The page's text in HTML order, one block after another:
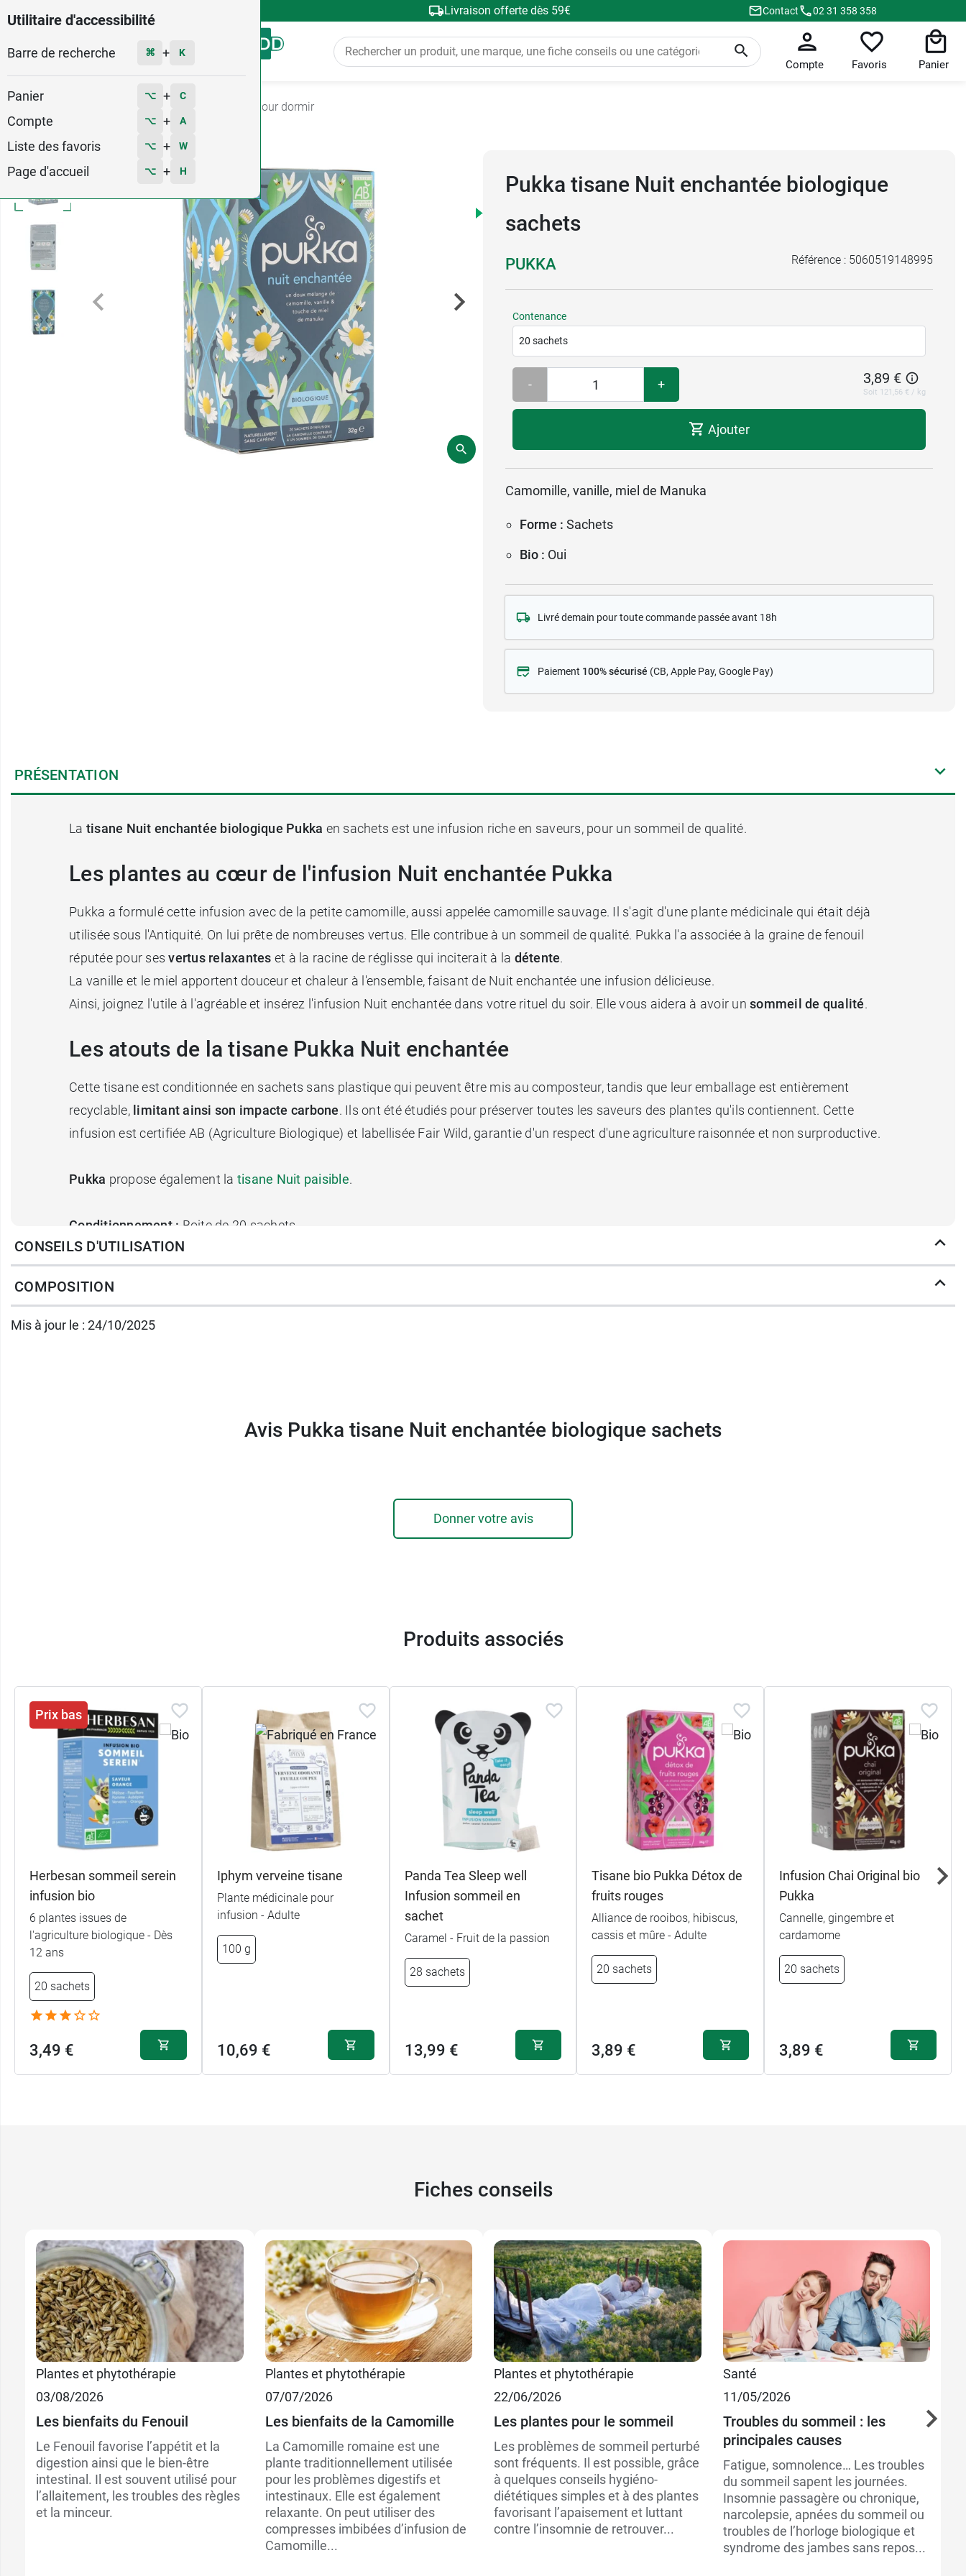
Utilitaire d'accessibilité
Barre de recherche ⌘ + K
Panier ⌥ + C
Compte ⌥ + A
Liste des favoris ⌥ + W
Page d'accueil ⌥ + H
Livraison offerte dès 59€ Contact 02 31 358 358
Menu
Compte Favoris Panier
Tisane pour dormir
Pukka tisane Nuit enchantée biologique
sachets
PUKKA Référence : 5060519148995
Contenance
20 sachets
- + 3,89 €
Soit 121,56 € / kg
Ajouter
Camomille, vanille, miel de Manuka
Forme : Sachets
Bio : Oui
Livré demain pour toute commande passée avant 18h
Paiement 100% sécurisé (CB, Apple Pay, Google Pay)
PRÉSENTATION
La tisane Nuit enchantée biologique Pukka en sachets est une infusion riche en saveurs, pour un sommeil de qualité.
Les plantes au cœur de l'infusion Nuit enchantée Pukka
Pukka a formulé cette infusion avec de la petite camomille, aussi appelée camomille sauvage. Il s'agit d'une plante médicinale qui était déjà
utilisée sous l'Antiquité. On lui prête de nombreuses vertus. Elle contribue à un sommeil de qualité. Pukka l'a associée à la graine de fenouil
réputée pour sesvertus relaxantes et à la racine de réglisse qui inciterait à la détente.
La vanille et le miel apportent douceur et chaleur à l'ensemble, faisant de Nuit enchantée une infusion délicieuse.
Ainsi, joignez l'utile à l'agréable et insérez l'infusion Nuit enchantée dans votre rituel du soir. Elle vous aidera à avoir un sommeil de qualité.
Les atouts de la tisane Pukka Nuit enchantée
Cette tisane est conditionnée en sachets sans plastique qui peuvent être mis au composteur, tandis que leur emballage est entièrement
recyclable, limitant ainsi son impacte carbone. Ils ont été étudiés pour préserver toutes les saveurs des plantes qu'ils contiennent. Cette
infusion est certifiée AB (Agriculture Biologique) et labellisée Fair Wild, garantie d'un respect d'une agriculture raisonnée et non surproductive.
Pukka propose également la tisane Nuit paisible.
Conditionnement : Boite de 20 sachets
CONSEILS D'UTILISATION
COMPOSITION
Mis à jour le : 24/10/2025
Avis Pukka tisane Nuit enchantée biologique sachets
Donner votre avis
Produits associés
Prix bas
Herbesan sommeil serein
infusion bio
6 plantes issues de
l'agriculture biologique - Dès
12 ans
20 sachets
3,49 €
Iphym verveine tisane
Plante médicinale pour
infusion - Adulte
100 g
10,69 €
Panda Tea Sleep well
Infusion sommeil en
sachet
Caramel - Fruit de la passion
28 sachets
13,99 €
Tisane bio Pukka Détox de
fruits rouges
Alliance de rooibos, hibiscus,
cassis et mûre - Adulte
20 sachets
3,89 €
Infusion Chai Original bio
Pukka
Cannelle, gingembre et
cardamome
20 sachets
3,89 €
Fiches conseils
Plantes et phytothérapie
03/08/2026
Les bienfaits du Fenouil
Le Fenouil favorise l’appétit et la
digestion ainsi que le bien-être
intestinal. Il est souvent utilisé pour
l’allaitement, les troubles des règles
et la minceur.
Plantes et phytothérapie
07/07/2026
Les bienfaits de la Camomille
La Camomille romaine est une
plante traditionnellement utilisée
pour les problèmes digestifs et
intestinaux. Elle est également
relaxante. On peut utiliser des
compresses imbibées d’infusion de
Camomille...
Plantes et phytothérapie
22/06/2026
Les plantes pour le sommeil
Les problèmes de sommeil perturbé
sont fréquents. Il est possible, grâce
à quelques conseils hygiéno-
diététiques simples et à des plantes
favorisant l’apaisement et luttant
contre l’insomnie de retrouver...
Santé
11/05/2026
Troubles du sommeil : les
principales causes
Fatigue, somnolence… Les troubles
du sommeil sapent les journées.
Insomnie passagère ou chronique,
narcolepsie, apnées du sommeil ou
troubles de l’horloge biologique et
syndrome des jambes sans repos...